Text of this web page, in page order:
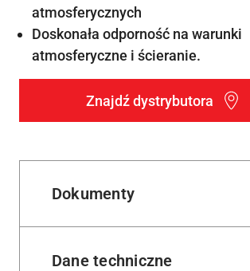
atmosferycznych
Doskonała odporność na warunki
atmosferyczne i ścieranie.
Znajdź dystrybutora
Dokumenty
Dane techniczne